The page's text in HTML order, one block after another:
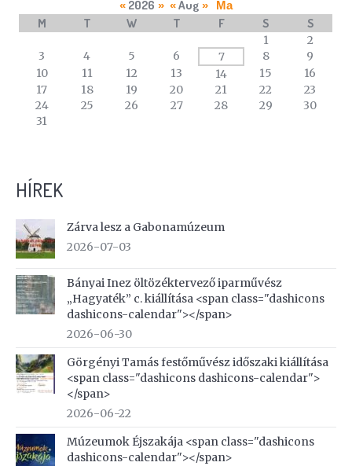
calendar
events
« 2026 » « Aug » Ma
M T W T F S S
1
2
3
4 5 6 7 8
9
10
11 12 13 14 15
16
17
18 19 20 21 22
23
24
25 26 27 28 29
30
31
HÍREK
Zárva lesz a Gabonamúzeum
2026-07-03
Bányai Inez öltözéktervező iparművész
„Hagyaték” c. kiállítása <span class="dashicons
dashicons-calendar"></span>
2026-06-30
Görgényi Tamás festőművész időszaki kiállítása
<span class="dashicons dashicons-calendar">
</span>
2026-06-22
Múzeumok Éjszakája <span class="dashicons
dashicons-calendar"></span>